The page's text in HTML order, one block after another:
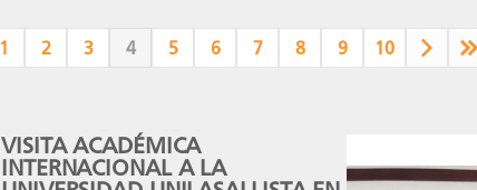
1 2 3 4 5 6 7 8 9 10
VISITA ACADÉMICA
INTERNACIONAL A LA